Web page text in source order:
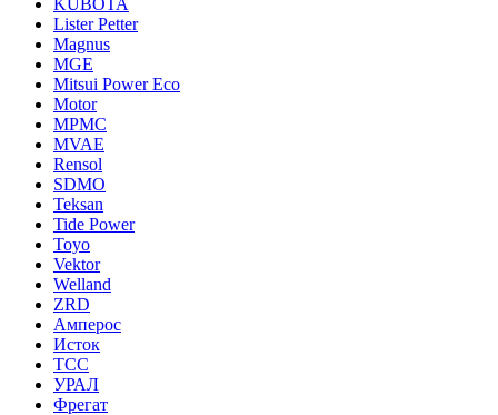
KUBOTA
Lister Petter
Magnus
MGE
Mitsui Power Eco
Motor
MPMC
MVAE
Rensol
SDMO
Teksan
Tide Power
Toyo
Vektor
Welland
ZRD
Амперос
Исток
ТСС
УРАЛ
Фрегат